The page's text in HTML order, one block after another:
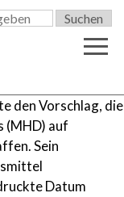

den Vorschlag, die
(MHD) auf
Sein
Datum